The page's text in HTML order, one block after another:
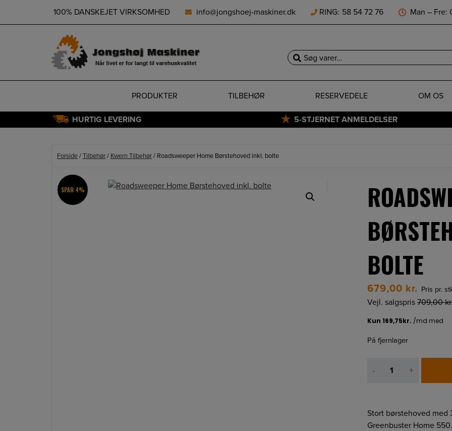
100% DANSKEJET VIRKSOMHED info@jongshoej-maskiner.dk RING: 58 54 72 76 Man – Fre:
Søg
PRODUKTER TILBEHØR RESERVEDELE OM OS
HURTIG LEVERING 5-STJERNET ANMELDELSER
Forside/Tilbehør/ Kwern Tilbehør/ Roadsweeper Home Børstehoved inkl. bolte
SPAR 4%
BOLTE
679,00 kr. Pris pr.
Vejl. salgspris 709,00
På fjernlager
-
Home
bolte
antal
+
Stort børstehoved
Greenbuster Home 550.